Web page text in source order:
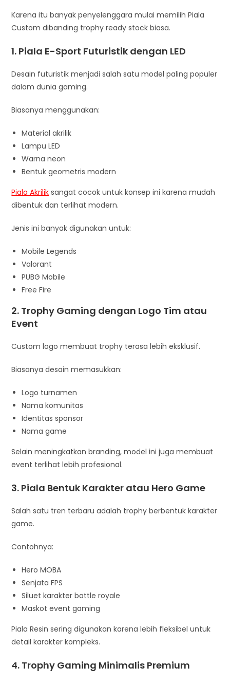
Karena itu banyak penyelenggara mulai memilih Piala
Custom dibanding trophy ready stock biasa.
1. Piala E-Sport Futuristik dengan LED
Desain futuristik menjadi salah satu model paling populer
dalam dunia gaming.
Biasanya menggunakan:
Material akrilik
Lampu LED
Warna neon
Bentuk geometris modern
Piala Akrilik sangat cocok untuk konsep ini karena mudah
dibentuk dan terlihat modern.
Jenis ini banyak digunakan untuk:
Mobile Legends
Valorant
PUBG Mobile
Free Fire
2. Trophy Gaming dengan Logo Tim atau
Event
Custom logo membuat trophy terasa lebih eksklusif.
Biasanya desain memasukkan:
Logo turnamen
Nama komunitas
Identitas sponsor
Nama game
Selain meningkatkan branding, model ini juga membuat
event terlihat lebih profesional.
3. Piala Bentuk Karakter atau Hero Game
Salah satu tren terbaru adalah trophy berbentuk karakter
game.
Contohnya:
Hero MOBA
Senjata FPS
Siluet karakter battle royale
Maskot event gaming
Piala Resin sering digunakan karena lebih fleksibel untuk
detail karakter kompleks.
4. Trophy Gaming Minimalis Premium